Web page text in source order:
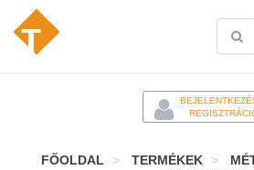
FŐOLDAL TERMÉKEK